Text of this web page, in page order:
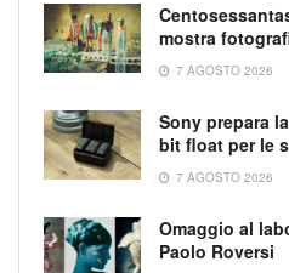
mostra
7 AGOSTO 2026
Sony prepara
bit float per le
7 AGOSTO 2026
Omaggio al
Paolo Roversi